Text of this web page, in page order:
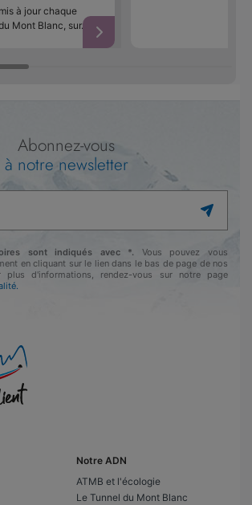
à jour chaque
Mont Blanc, sur…
Abonnez-vous
à notre newsletter
sont indiqués avec *. Vous pouvez vous
en cliquant sur le lien dans le bas de page de nos
plus d'informations, rendez-vous sur notre page
Notre ADN
ATMB et l'écologie
Le Tunnel du Mont Blanc